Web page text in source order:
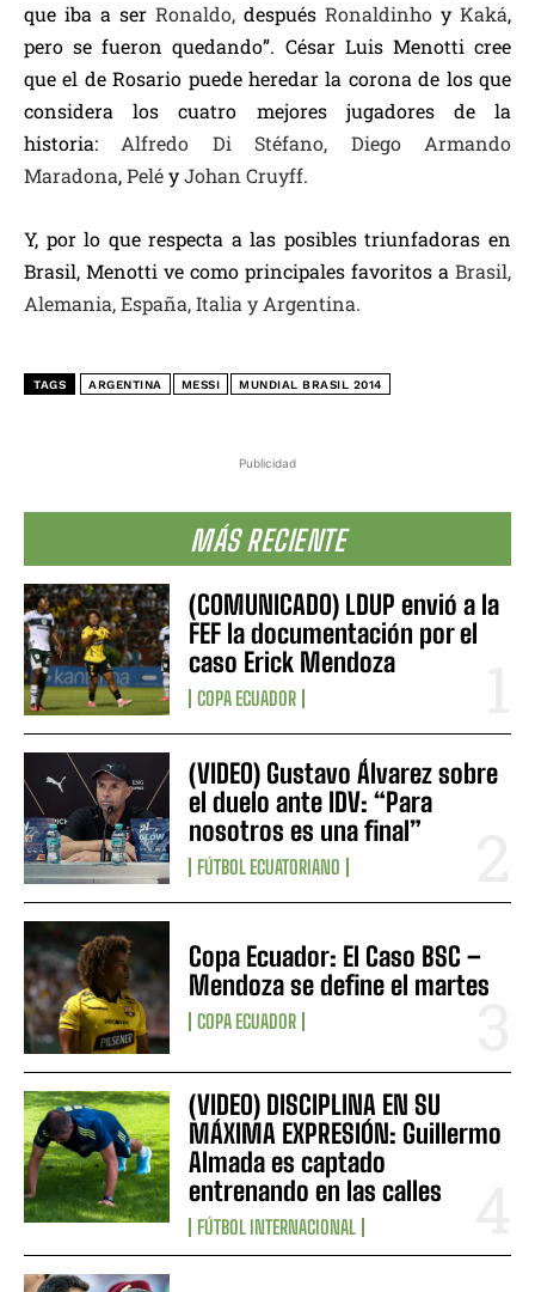
Publicidad
MÁS RECIENTE
(COMUNICADO) LDUP envió a la
FEF la documentación por el
caso Erick Mendoza
COPA ECUADOR
(VIDEO) Gustavo Álvarez sobre
el duelo ante IDV: “Para
nosotros es una final”
FÚTBOL ECUATORIANO
Copa Ecuador: El Caso BSC –
Mendoza se define el martes
COPA ECUADOR
(VIDEO) DISCIPLINA EN SU
MÁXIMA EXPRESIÓN: Guillermo
Almada es captado
entrenando en las calles
FÚTBOL INTERNACIONAL
que iba a ser Ronaldo, después Ronaldinho y Kaká,
pero se fueron quedando”. César Luis Menotti cree
que el de Rosario puede heredar la corona de los que
considera los cuatro mejores jugadores de la
historia: Alfredo Di Stéfano,
Diego Armando
Maradona,PeléyJohan Cruyff.
Y, por lo que respecta a las posibles triunfadoras en
Brasil, Menotti ve como principales favoritos a Brasil,
Alemania, España, Italia y Argentina.
TAGS ARGENTINA MESSI MUNDIAL BRASIL 2014